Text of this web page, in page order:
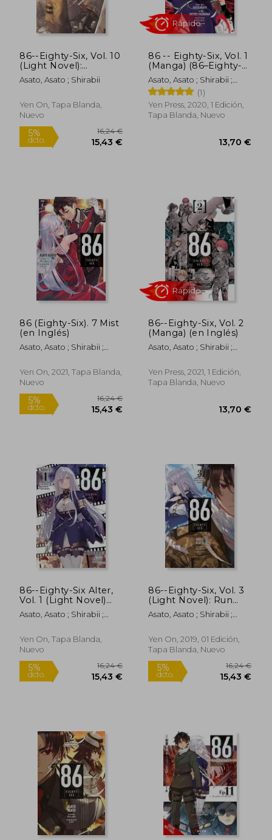
86--Eighty-Six, Vol. 10
(Light Novel):
Fragmental Neoteny
(86--Eighty-Six (Light
Asato, Asato ; Shirabii
Yen On, Tapa Blanda,
Nuevo
5%
dcto. 15,43 €
86 -- Eighty-Six, Vol. 1
(Manga) (86–Eighty-
Six, 1) (en Inglés)
Asato, Asato ; Shirabii ;
Yoshihara, Motoki
(1)
Yen Press, 2020, 1 Edición,
Tapa Blanda, Nuevo
Rápido
86 (Eighty-Six). 7 Mist
(en Inglés)
Asato, Asato ; Shirabii ;
Yen On, 2021, Tapa Blanda,
Nuevo
5%
dcto. 15,43 €
86--Eighty-Six, Vol. 2
(Manga) (en Inglés)
Asato, Asato ; Shirabii ;
Yen Press, 2021, 1 Edición,
Tapa Blanda, Nuevo
86--Eighty-Six Alter,
Vol. 1 (Light Novel)
(en Inglés)
Asato, Asato ; Shirabii ;
Yen On, Tapa Blanda,
Nuevo
86--Eighty-Six, Vol. 3
(Light Novel): Run
Through the
Battlefront (Finish)
Asato, Asato ; Shirabii ;
Yen On, 2019, 01 Edición,
Tapa Blanda, Nuevo